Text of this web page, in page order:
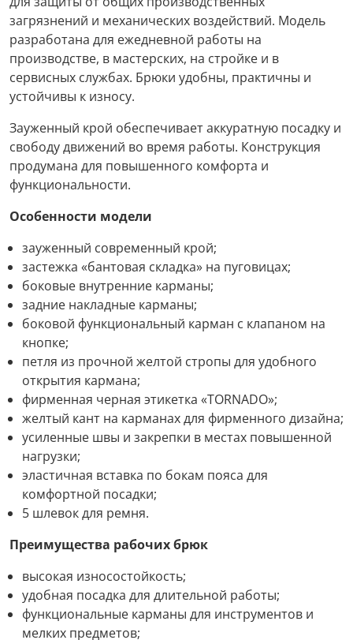
загрязнений и механических воздействий. Модель
разработана для ежедневной работы на
производстве, в мастерских, на стройке и в
сервисных службах. Брюки удобны, практичны и
устойчивы к износу.
Зауженный крой обеспечивает аккуратную посадку и
свободу движений во время работы. Конструкция
продумана для повышенного комфорта и
функциональности.
Особенности модели
зауженный современный крой;
застежка «бантовая складка» на пуговицах;
боковые внутренние карманы;
задние накладные карманы;
боковой функциональный карман с клапаном на
кнопке;
петля из прочной желтой стропы для удобного
открытия кармана;
фирменная черная этикетка «TORNADO»;
желтый кант на карманах для фирменного дизайна;
усиленные швы и закрепки в местах повышенной
нагрузки;
эластичная вставка по бокам пояса для
комфортной посадки;
5 шлевок для ремня.
Преимущества рабочих брюк
высокая износостойкость;
удобная посадка для длительной работы;
функциональные карманы для инструментов и
мелких предметов;